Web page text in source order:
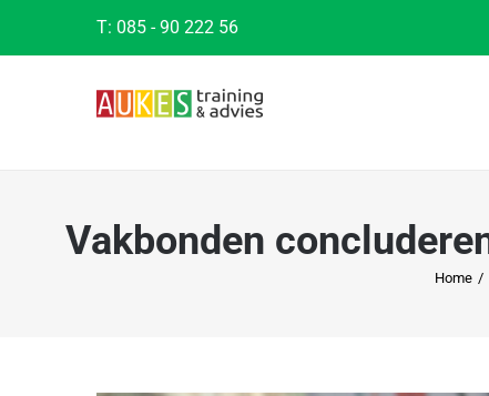
T: 085 - 90 222 56
Vakbonden
Home /